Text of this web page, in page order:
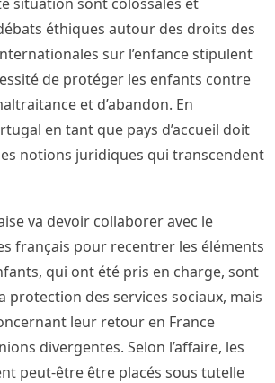
éthiques autour des droits des
sur l’enfance stipulent
de protéger les enfants contre
et d’abandon. En
en tant que pays d’accueil doit
notions juridiques qui transcendent
va devoir collaborer avec le
français pour recentrer les éléments
qui ont été pris en charge, sont
protection des services sociaux, mais
leur retour en France
divergentes. Selon l’affaire, les
peut-être être placés sous tutelle